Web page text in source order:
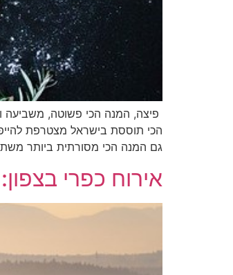
פיצה, המנה הכי פשוטה, משביעה
הכי תוססת בישראל מצטרפת
גם המנה הכי מסורתית ביותר
אירוח כפרי